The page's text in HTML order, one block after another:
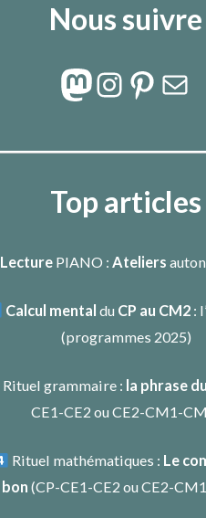
Nous suivre
Mastodon
E-mail
Top articles
LecturePIANO : Ateliers
Calcul mental du CP au CM2 :
(programmes 2025)
Rituel grammaire : la phrase
CE1-CE2 ouCE2-CM1-
Rituel mathématiques : Le
bon (CP-CE1-CE2 ouCE2-